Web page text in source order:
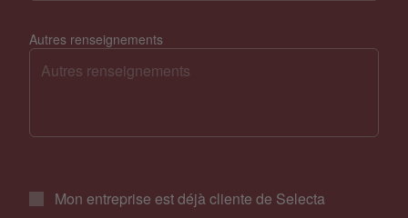
Autres renseignements
Mon entreprise est déjà cliente de Selecta